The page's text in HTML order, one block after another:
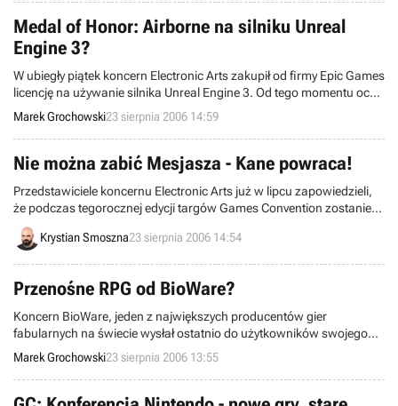
Medal of Honor: Airborne na silniku Unreal
Engine 3?
W ubiegły piątek koncern Electronic Arts zakupił od firmy Epic Games
licencję na używanie silnika Unreal Engine 3. Od tego momentu oczy
specjalistów z branży były skupione na szefach amerykańskiego
koncernu, którzy lada dzień mieli ujawnić, jakie z zapowiedzianych
gier EA oparte zostaną o świeżo nabytą technologię graficzną.
Marek Grochowski23 sierpnia 2006 14:59
Nie można zabić Mesjasza - Kane powraca!
Przedstawiciele koncernu Electronic Arts już w lipcu zapowiedzieli,
że podczas tegorocznej edycji targów Games Convention zostanie
zdradzona niezwykle ważna informacja dotycząca gry Command &
Conquer 3: Tiberium Wars. Tak też się stało. Na dwa dni przed
Krystian Smoszna23 sierpnia 2006 14:54
Przenośne RPG od BioWare?
Koncern BioWare, jeden z największych producentów gier
fabularnych na świecie wysłał ostatnio do użytkowników swojego
forum specjalną ankietę. Na jej podstawie można wywnioskować,
że firma ta przygotowuje się do podbicia rynku konsol przenośnych.
Mogą wskazywać na to poniższe pytania, na które odpowiadali fani
dzieł w konwencji role-playing:
Marek Grochowski23 sierpnia 2006 13:55